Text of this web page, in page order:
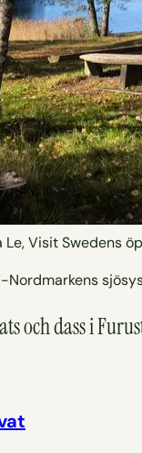
Visit Swedens
och dass i